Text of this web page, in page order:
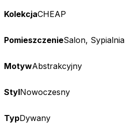
KolekcjaCHEAP
PomieszczenieSalon, Sypialnia
MotywAbstrakcyjny
StylNowoczesny
TypDywany